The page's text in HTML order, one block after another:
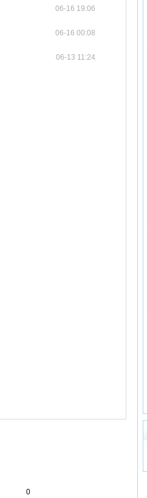
06-16 19:06
06-16 00:08
06-13 11:24
0